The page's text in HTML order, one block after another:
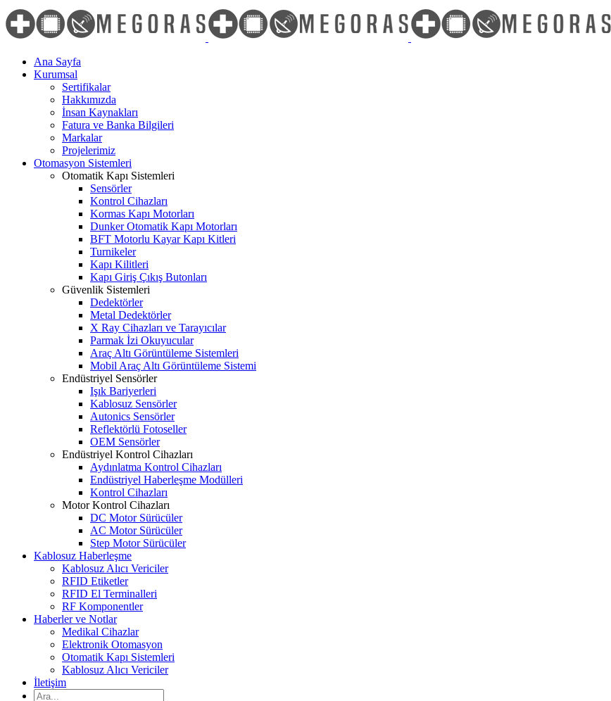
Skip
to
content
Ana Sayfa
Kurumsal
Sertifikalar
Hakkımızda
İnsan Kaynakları
Fatura ve Banka Bilgileri
Markalar
Projelerimiz
Otomasyon Sistemleri
Otomatik Kapı Sistemleri
Sensörler
Kontrol Cihazları
Kormas Kapı Motorları
Dunker Otomatik Kapı Motorları
BFT Motorlu Kayar Kapı Kitleri
Turnikeler
Kapı Kilitleri
Kapı Giriş Çıkış Butonları
Güvenlik Sistemleri
Dedektörler
Metal Dedektörler
X Ray Cihazları ve Tarayıcılar
Parmak İzi Okuyucular
Araç Altı Görüntüleme Sistemleri
Mobil Araç Altı Görüntüleme Sistemi
Endüstriyel Sensörler
Işık Bariyerleri
Kablosuz Sensörler
Autonics Sensörler
Reflektörlü Fotoseller
OEM Sensörler
Endüstriyel Kontrol Cihazları
Aydınlatma Kontrol Cihazları
Endüstriyel Haberleşme Modülleri
Kontrol Cihazları
Motor Kontrol Cihazları
DC Motor Sürücüler
AC Motor Sürücüler
Step Motor Sürücüler
Kablosuz Haberleşme
Kablosuz Alıcı Vericiler
RFID Etiketler
RFID El Terminalleri
RF Komponentler
Haberler ve Notlar
Medikal Cihazlar
Elektronik Otomasyon
Otomatik Kapı Sistemleri
Kablosuz Alıcı Vericiler
İletişim
Ara: